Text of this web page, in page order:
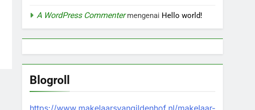
A WordPress Commentermengenai Hello world!
Blogroll
https://www.makelaarsvangildenhof.nl/makelaar-